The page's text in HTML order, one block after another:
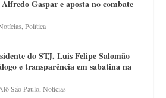
Gaspar e aposta no combate
,Política
do STJ, Luis Felipe Salomão
e transparência em sabatina na
São Paulo ,Notícias